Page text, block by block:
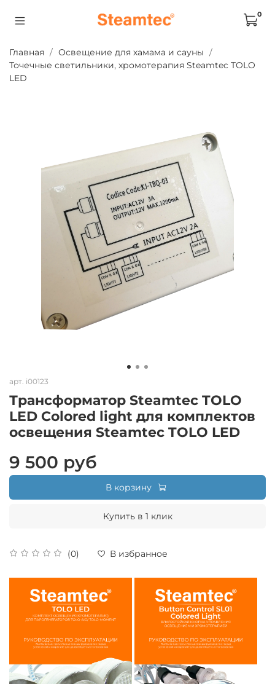
0
Главная
Освещение для хамама и сауны
Точечные светильники, хромотерапия Steamtec TOLO
LED
арт. i00123
Трансформатор Steamtec TOLO
LED Colored light для комплектов
освещения Steamtec TOLO LED
(0) В избранное
9 500 руб
В корзину
Купить в 1 клик